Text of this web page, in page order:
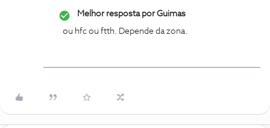
Melhor resposta porGuimas
ou hfc ou ftth. Depende da zona.